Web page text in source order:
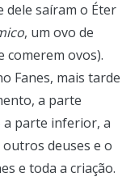
dele saíram o Éter
, um ovo de
comerem ovos).
Fanes, mais tarde
a parte
parte inferior, a
deuses e o
e toda a criação.